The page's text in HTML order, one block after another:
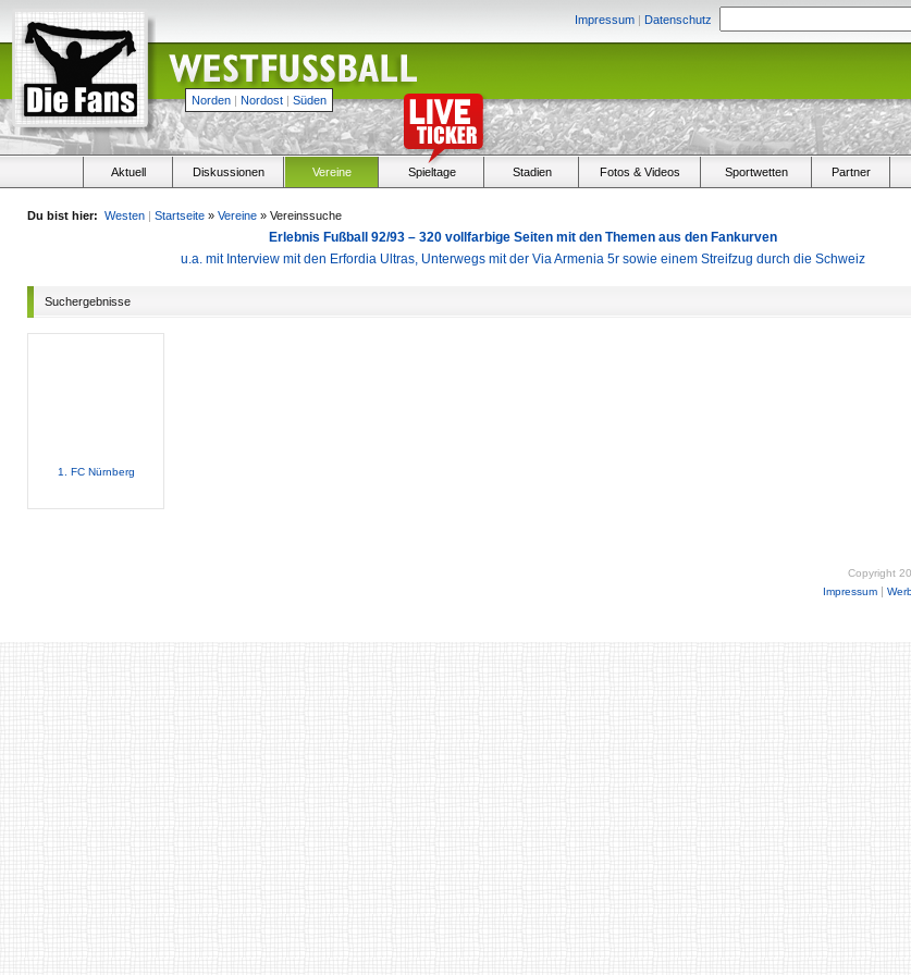
Impressum | Datenschutz
Norden | Nordost | Süden
Aktuell Diskussionen Vereine Spieltage Stadien Fotos & Videos Sportwetten Partner
Du bist hier: Westen | Startseite » Vereine » Vereinssuche
Erlebnis Fußball 92/93 – 320 vollfarbige Seiten mit den Themen aus den Fankurven
u.a. mit Interview mit den Erfordia Ultras, Unterwegs mit der Via Armenia 5r sowie einem Streifzug durch die Schweiz
Suchergebnisse
1. FC Nürnberg
Copyright
Impressum |